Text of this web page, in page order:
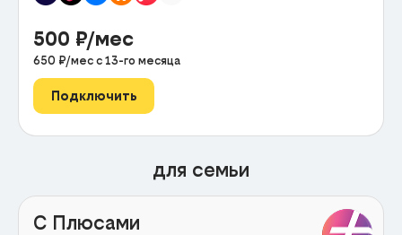
500 ₽/мес
650 ₽/мес с 13-го месяца
Подключить
для семьи
С Плюсами